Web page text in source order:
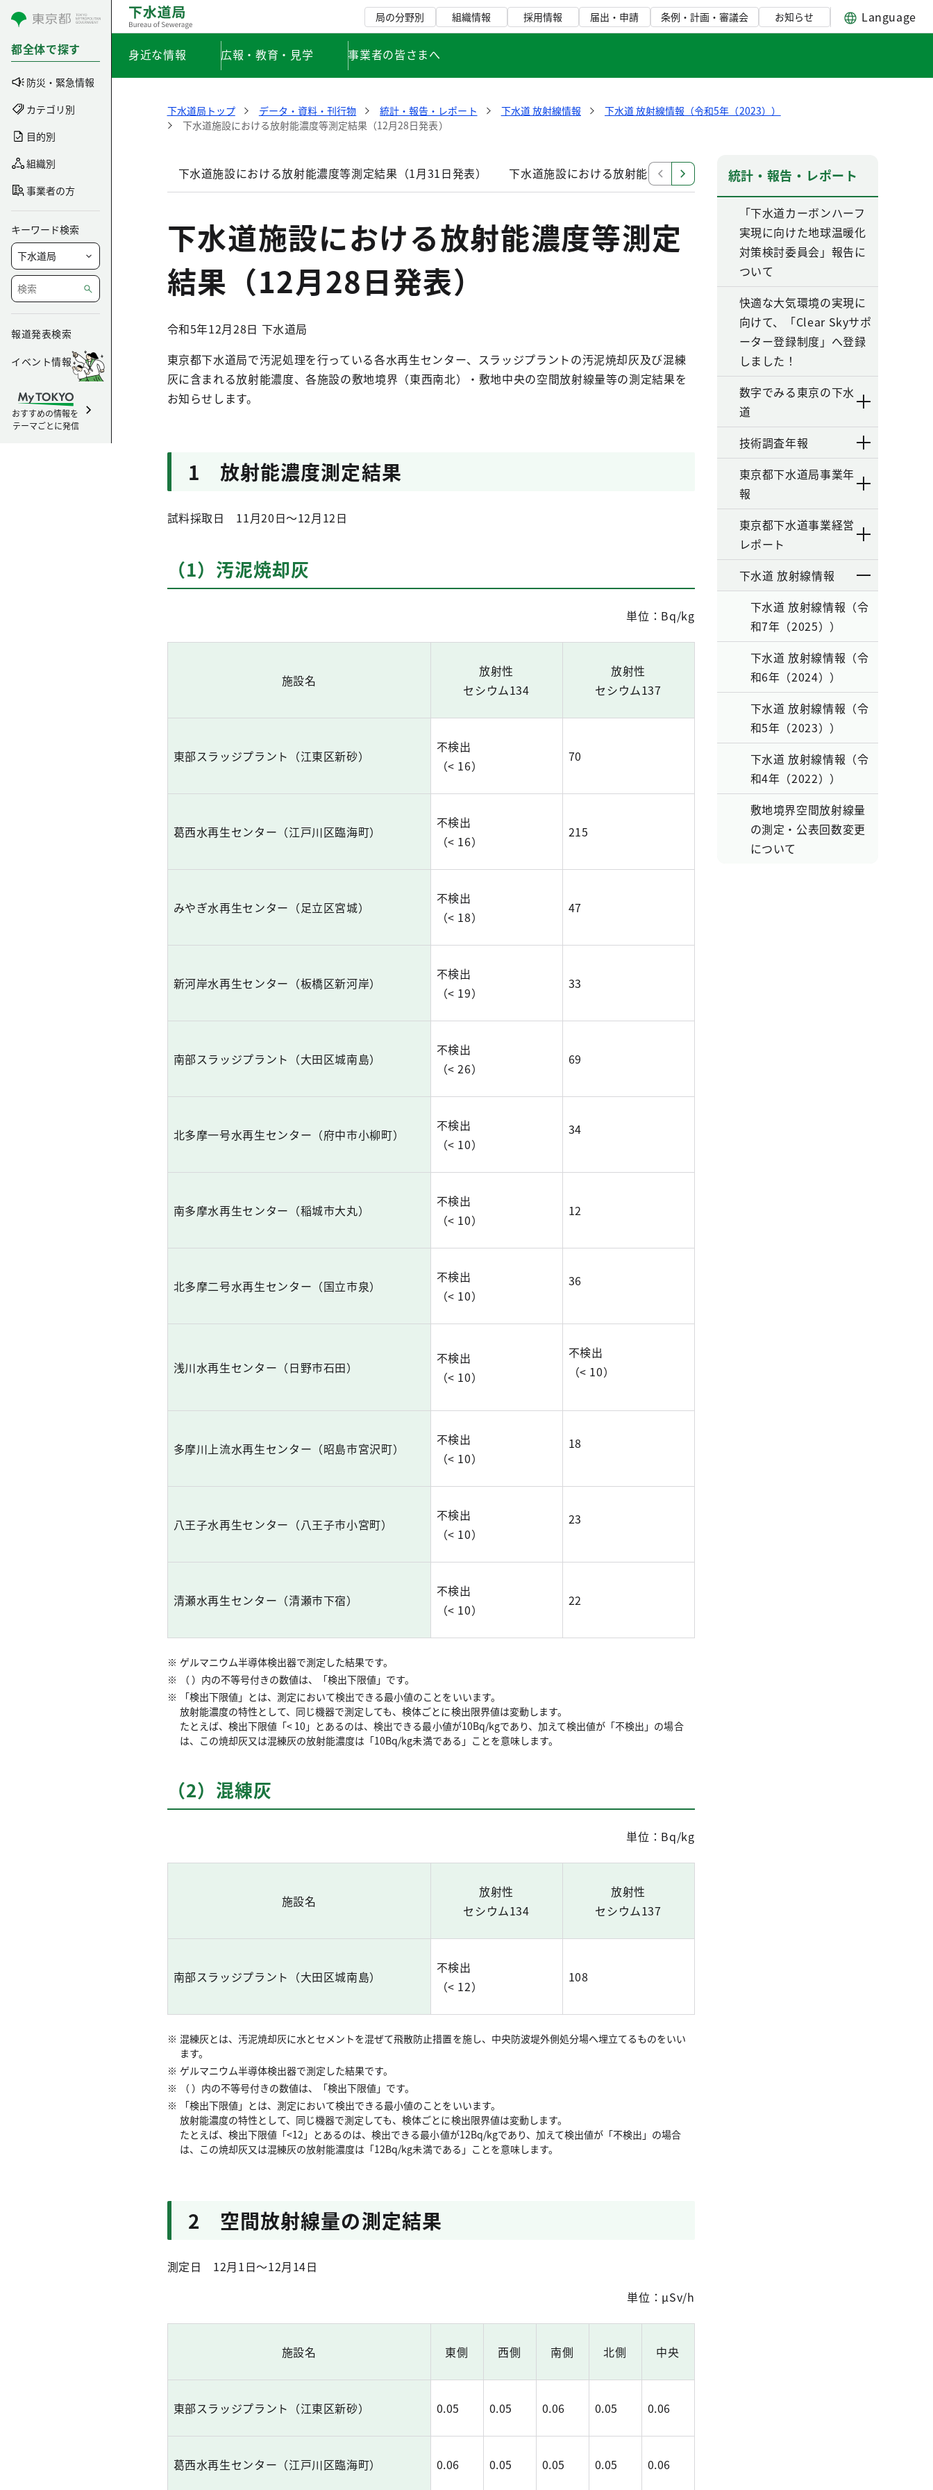
コンテンツにスキップ
都全体で探す
防災・緊急情報
カテゴリ別
目的別
組織別
事業者の方
キーワード検索
報道発表検索
イベント情報
おすすめの情報を
テーマごとに発信
局の分野別 組織情報 採用情報 届出・申請 条例・計画・審議会 お知らせ Language
身近な情報 広報・教育・見学 事業者の皆さまへ
下水道局トップ データ・資料・刊行物 統計・報告・レポート 下水道 放射線情報
下水道 放射線情報（令和5年（2023））
下水道施設における放射能濃度等測定結果（12月28日発表）
下水道施設における放射能濃度等測定結果（1月31日発表） 下水道施設における放射能濃度等測定結果（2月28日発表） 下水道施設にお
下水道施設における放射能濃度等測定
結果（12月28日発表）
令和5年12月28日 下水道局
東京都下水道局で汚泥処理を行っている各水再生センター、スラッジプラントの汚泥焼却灰及び混練
灰に含まれる放射能濃度、各施設の敷地境界（東西南北）・敷地中央の空間放射線量等の測定結果を
お知らせします。
1 放射能濃度測定結果
試料採取日 11月20日～12月12日
（1）汚泥焼却灰
単位：Bq/kg
施設名
放射性
セシウム134
放射性
セシウム137
東部スラッジプラント（江東区新砂）
不検出
（< 16）
70
葛西水再生センター（江戸川区臨海町）
不検出
（< 16）
215
みやぎ水再生センター（足立区宮城）
不検出
（< 18）
47
新河岸水再生センター（板橋区新河岸）
不検出
（< 19）
33
南部スラッジプラント（大田区城南島）
不検出
（< 26）
69
北多摩一号水再生センター（府中市小柳町）
不検出
（< 10）
34
南多摩水再生センター（稲城市大丸）
不検出
（< 10）
12
北多摩二号水再生センター（国立市泉）
不検出
（< 10）
36
浅川水再生センター（日野市石田）
不検出
（< 10）
不検出
（< 10）
多摩川上流水再生センター（昭島市宮沢町）
不検出
（< 10）
18
八王子水再生センター（八王子市小宮町）
不検出
（< 10）
23
清瀬水再生センター（清瀬市下宿）
不検出
（< 10）
22
ゲルマニウム半導体検出器で測定した結果です。
（ ）内の不等号付きの数値は、「検出下限値」です。
「検出下限値」とは、測定において検出できる最小値のことをいいます。
放射能濃度の特性として、同じ機器で測定しても、検体ごとに検出限界値は変動します。
たとえば、検出下限値「< 10」とあるのは、検出できる最小値が10Bq/kgであり、加えて検出値が「不検出」の場合
は、この焼却灰又は混練灰の放射能濃度は「10Bq/kg未満である」ことを意味します。
（2）混練灰
単位：Bq/kg
施設名
放射性
セシウム134
放射性
セシウム137
南部スラッジプラント（大田区城南島）
不検出
（< 12）
108
混練灰とは、汚泥焼却灰に水とセメントを混ぜて飛散防止措置を施し、中央防波堤外側処分場へ埋立てるものをいい
ます。
ゲルマニウム半導体検出器で測定した結果です。
（ ）内の不等号付きの数値は、「検出下限値」です。
「検出下限値」とは、測定において検出できる最小値のことをいいます。
放射能濃度の特性として、同じ機器で測定しても、検体ごとに検出限界値は変動します。
たとえば、検出下限値「<12」とあるのは、検出できる最小値が12Bq/kgであり、加えて検出値が「不検出」の場合
は、この焼却灰又は混練灰の放射能濃度は「12Bq/kg未満である」ことを意味します。
2 空間放射線量の測定結果
測定日 12月1日～12月14日
単位：μSv/h
施設名 東側 西側 南側 北側 中央
東部スラッジプラント（江東区新砂） 0.05 0.05 0.06 0.05 0.06
葛西水再生センター（江戸川区臨海町） 0.06 0.05 0.05 0.05 0.06
統計・報告・レポート
「下水道カーボンハーフ
実現に向けた地球温暖化
対策検討委員会」報告に
ついて
快適な大気環境の実現に
向けて、「Clear Skyサポ
ーター登録制度」へ登録
しました！
数字でみる東京の下水
道
技術調査年報
東京都下水道局事業年
報
東京都下水道事業経営
レポート
下水道 放射線情報
下水道 放射線情報（令
和7年（2025））
下水道 放射線情報（令
和6年（2024））
下水道 放射線情報（令
和5年（2023））
下水道 放射線情報（令
和4年（2022））
敷地境界空間放射線量
の測定・公表回数変更
について